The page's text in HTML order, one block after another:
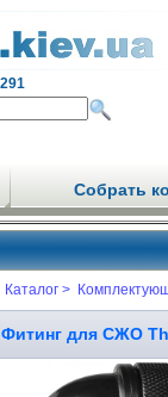
Собрать
Каталог >
Фитинг для СЖО